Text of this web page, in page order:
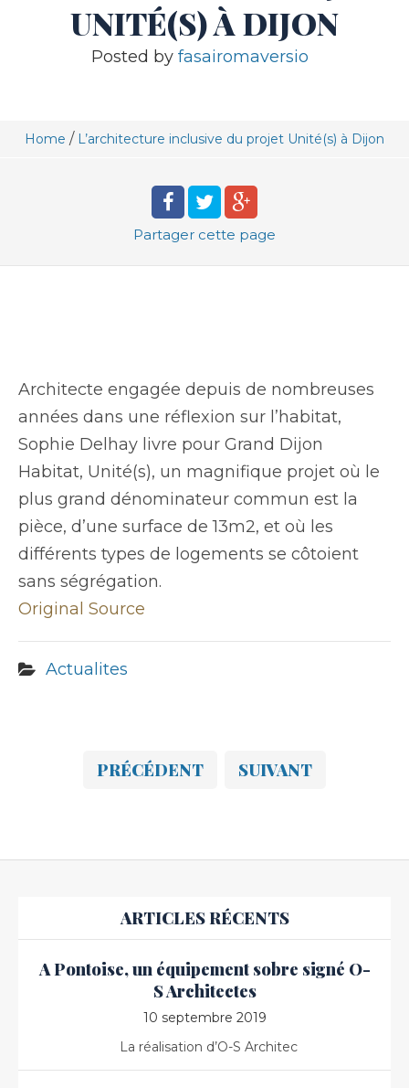
UNITÉ(S) À DIJON
Posted by fasairomaversio
Home / L’architecture inclusive du projet Unité(s) à Dijon
Partager cette page
Architecte engagée depuis de nombreuses
années dans une réflexion sur l’habitat,
Sophie Delhay livre pour Grand Dijon
Habitat, Unité(s), un magnifique projet où le
plus grand dénominateur commun est la
pièce, d’une surface de 13m2, et où les
différents types de logements se côtoient
sans ségrégation.
Original Source
Actualites
PRÉCÉDENT SUIVANT
ARTICLES RÉCENTS
A Pontoise, un équipement sobre signé O-
S Architectes
10 septembre 2019
La réalisation d’O-S Architec